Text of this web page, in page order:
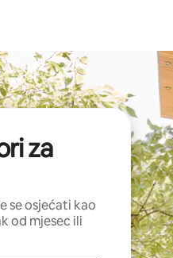
za
se osjećati kao
od mjesec ili